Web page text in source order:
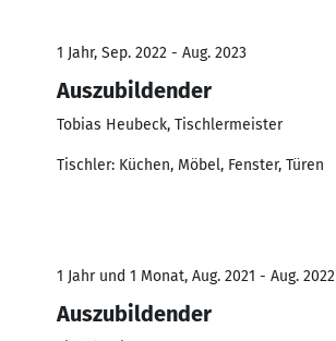
1 Jahr, Sep. 2022 - Aug. 2023
Auszubildender
Tobias Heubeck, Tischlermeister
Tischler: Küchen, Möbel, Fenster, Türen
1 Jahr und 1 Monat, Aug. 2021 - Aug. 2022
Auszubildender